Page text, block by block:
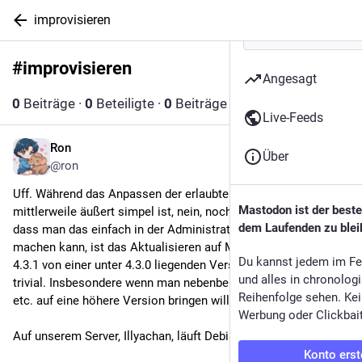
improvisieren
#improvisieren
0 Beiträge · 0 Beteiligte · 0 Beiträge heute
29. Okt. 2024
Ron
@ron
Uff. Während das Anpassen der erlaubten Zeichenzahl
mittlerweile äußert simpel ist, nein, noch nicht so simpel,
dass man das einfach in der Administrationsoberfläche
machen kann, ist das Aktualisieren auf Mastodon 4.3.0 bzw.
4.3.1 von einer unter 4.3.0 liegenden Version nicht ganz so
trivial. Insbesondere wenn man nebenbei auch Node.js, ruby
etc. auf eine höhere Version bringen will.
Auf unserem Server, Illyachan, läuft Debian 11, Bullseye.
Angesagt
Live-Feeds
Über
Mastodon ist der
dem Laufenden zu
Du kannst jedem im
und alles in
Reihenfolge sehen.
Werbung oder
Konto